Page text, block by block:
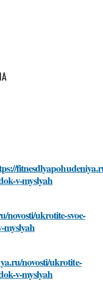
v-myslyah
novosti/ukrotite-svoe-
myslyah
novosti/ukrotite-
v-myslyah